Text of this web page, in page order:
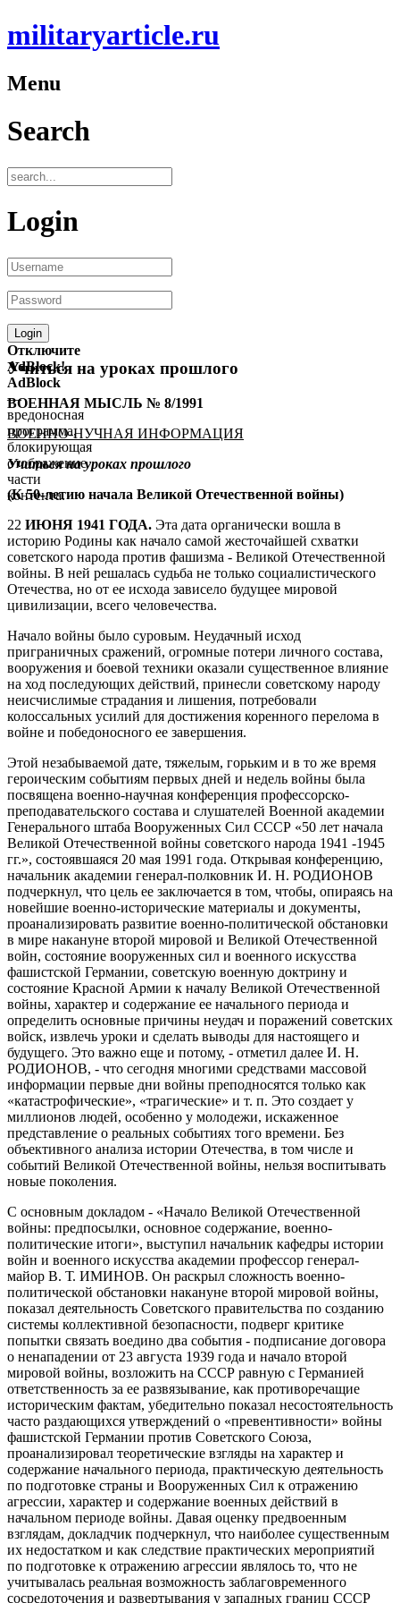
militaryarticle.ru
Menu
Search
Login
Отключите
AdBlock!
AdBlock
—
вредоносная
программа,
блокирующая
отображение
части
контента.
Учиться на уроках прошлого
ВОЕННАЯ МЫСЛЬ № 8/1991
ВОЕННО-НУЧНАЯ ИНФОРМАЦИЯ
Учиться на уроках прошлого
(К 50-летию начала Великой Отечественной войны)
22 ИЮНЯ 1941 ГОДА. Эта дата органически вошла в
историю Родины как начало самой жесточайшей схватки
советского народа против фашизма - Великой Отечественной
войны. В ней решалась судьба не только социалистического
Отечества, но от ее исхода зависело будущее мировой
цивилизации, всего человечества.
Начало войны было суровым. Неудачный исход
приграничных сражений, огромные потери личного состава,
вооружения и боевой техники оказали существенное влияние
на ход последующих действий, принесли советскому народу
неисчислимые страдания и лишения, потребовали
колоссальных усилий для достижения коренного перелома в
войне и победоносного ее завершения.
Этой незабываемой дате, тяжелым, горьким и в то же время
героическим событиям первых дней и недель войны была
посвящена военно-научная конференция профессорско-
преподавательского состава и слушателей Военной академии
Генерального штаба Вооруженных Сил СССР «50 лет начала
Великой Отечественной войны советского народа 1941 -1945
гг.», состоявшаяся 20 мая 1991 года. Открывая конференцию,
начальник академии генерал-полковник И. Н. РОДИОНОВ
подчеркнул, что цель ее заключается в том, чтобы, опираясь на
новейшие военно-исторические материалы и документы,
проанализировать развитие военно-политической обстановки
в мире накануне второй мировой и Великой Отечественной
войн, состояние вооруженных сил и военного искусства
фашистской Германии, советскую военную доктрину и
состояние Красной Армии к началу Великой Отечественной
войны, характер и содержание ее начального периода и
определить основные причины неудач и поражений советских
войск, извлечь уроки и сделать выводы для настоящего и
будущего. Это важно еще и потому, - отметил далее И. Н.
РОДИОНОВ, - что сегодня многими средствами массовой
информации первые дни войны преподносятся только как
«катастрофические», «трагические» и т. п. Это создает у
миллионов людей, особенно у молодежи, искаженное
представление о реальных событиях того времени. Без
объективного анализа истории Отечества, в том числе и
событий Великой Отечественной войны, нельзя воспитывать
новые поколения.
С основным докладом - «Начало Великой Отечественной
войны: предпосылки, основное содержание, военно-
политические итоги», выступил начальник кафедры истории
войн и военного искусства академии профессор генерал-
майор В. Т. ИМИНОВ. Он раскрыл сложность военно-
политической обстановки накануне второй мировой войны,
показал деятельность Советского правительства по созданию
системы коллективной безопасности, подверг критике
попытки связать воедино два события - подписание договора
о ненападении от 23 августа 1939 года и начало второй
мировой войны, возложить на СССР равную с Германией
ответственность за ее развязывание, как противоречащие
историческим фактам, убедительно показал несостоятельность
часто раздающихся утверждений о «превентивности» войны
фашистской Германии против Советского Союза,
проанализировал теоретические взгляды на характер и
содержание начального периода, практическую деятельность
по подготовке страны и Вооруженных Сил к отражению
агрессии, характер и содержание военных действий в
начальном периоде войны. Давая оценку предвоенным
взглядам, докладчик подчеркнул, что наиболее существенным
их недостатком и как следствие практических мероприятий
по подготовке к отражению агрессии являлось то, что не
учитывалась реальная возможность заблаговременного
сосредоточения и развертывания у западных границ СССР